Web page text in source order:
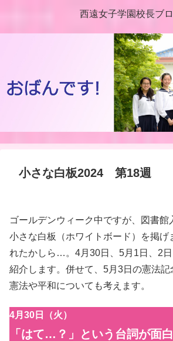
西遠女子学園校長ブ
小さな白板2024 第18週
ゴールデンウィーク中ですが、図書館
小さな白板（ホワイトボード）を掲げ
れたかしら…。4月30日、5月1日、2
紹介します。併せて、5月3日の憲法記
憲法や平和についても考えます。
4月30日（火）
「はて…？」という台詞が面